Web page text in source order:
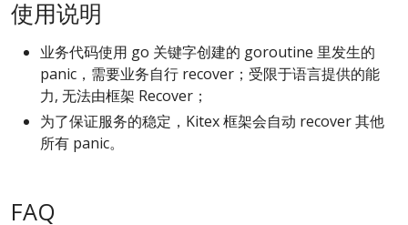
使用说明
业务代码使用 go 关键字创建的 goroutine 里发生的
panic，需要业务自行 recover；受限于语言提供的能
力, 无法由框架 Recover；
为了保证服务的稳定，Kitex 框架会自动 recover 其他
所有 panic。
FAQ